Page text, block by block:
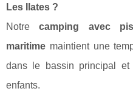
Les Ilates ?
Notrecamping avec
maritime maintient une
dans le bassin principal et
enfants.